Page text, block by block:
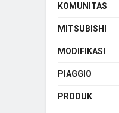
KOMUNITAS
MITSUBISHI
MODIFIKASI
PIAGGIO
PRODUK